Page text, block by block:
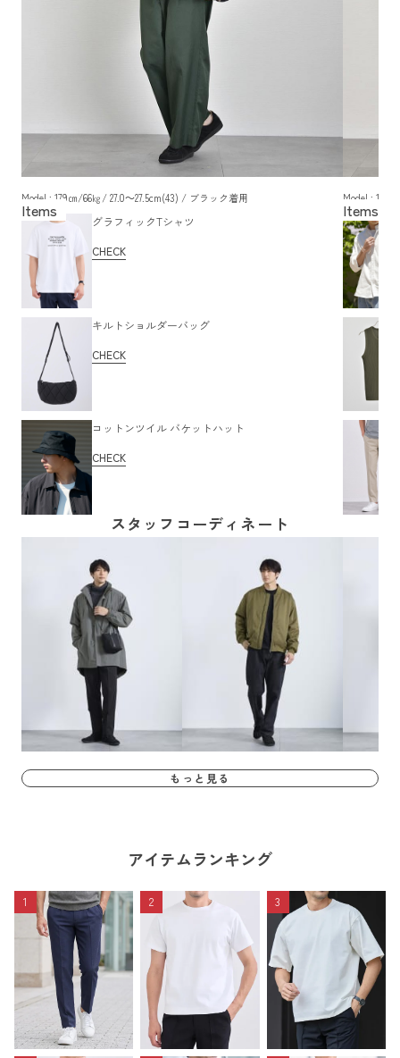
Model : 179㎝/66㎏/ 27.0～27.5cm(43) / ブラック着用
グラフィックTシャツ
CHECK
キルトショルダーバッグ
CHECK
コットンツイル バケットハット
CHECK
Model : 179
スタッフコーディネート
もっと見る
アイテムランキング
1 2 3